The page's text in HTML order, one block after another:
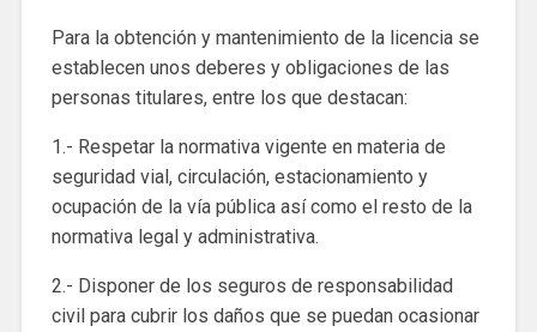
Para la obtención y mantenimiento de la licencia se
establecen unos deberes y obligaciones de las
personas titulares, entre los que destacan:
1.- Respetar la normativa vigente en materia de
seguridad vial, circulación, estacionamiento y
ocupación de la vía pública así como el resto de la
normativa legal y administrativa.
2.- Disponer de los seguros de responsabilidad
civil para cubrir los daños que se puedan ocasionar